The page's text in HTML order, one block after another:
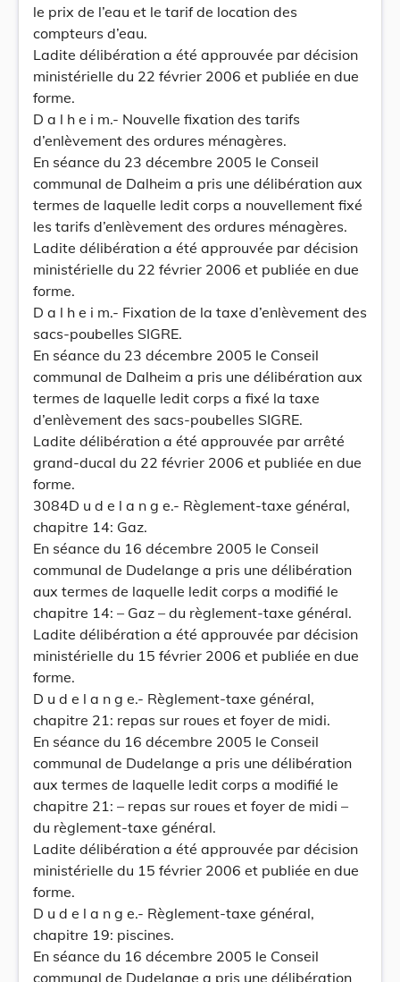
le prix de l’eau et le tarif de location des
compteurs d’eau.
Ladite délibération a été approuvée par décision
ministérielle du 22 février 2006 et publiée en due
forme.
D a l h e i m.- Nouvelle fixation des tarifs
d’enlèvement des ordures ménagères.
En séance du 23 décembre 2005 le Conseil
communal de Dalheim a pris une délibération aux
termes de laquelle ledit corps a nouvellement fixé
les tarifs d’enlèvement des ordures ménagères.
Ladite délibération a été approuvée par décision
ministérielle du 22 février 2006 et publiée en due
forme.
D a l h e i m.- Fixation de la taxe d’enlèvement des
sacs-poubelles SIGRE.
En séance du 23 décembre 2005 le Conseil
communal de Dalheim a pris une délibération aux
termes de laquelle ledit corps a fixé la taxe
d’enlèvement des sacs-poubelles SIGRE.
Ladite délibération a été approuvée par arrêté
grand-ducal du 22 février 2006 et publiée en due
forme.
3084D u d e l a n g e.- Règlement-taxe général,
chapitre 14: Gaz.
En séance du 16 décembre 2005 le Conseil
communal de Dudelange a pris une délibération
aux termes de laquelle ledit corps a modifié le
chapitre 14: – Gaz – du règlement-taxe général.
Ladite délibération a été approuvée par décision
ministérielle du 15 février 2006 et publiée en due
forme.
D u d e l a n g e.- Règlement-taxe général,
chapitre 21: repas sur roues et foyer de midi.
En séance du 16 décembre 2005 le Conseil
communal de Dudelange a pris une délibération
aux termes de laquelle ledit corps a modifié le
chapitre 21: – repas sur roues et foyer de midi –
du règlement-taxe général.
Ladite délibération a été approuvée par décision
ministérielle du 15 février 2006 et publiée en due
forme.
D u d e l a n g e.- Règlement-taxe général,
chapitre 19: piscines.
En séance du 16 décembre 2005 le Conseil
communal de Dudelange a pris une délibération